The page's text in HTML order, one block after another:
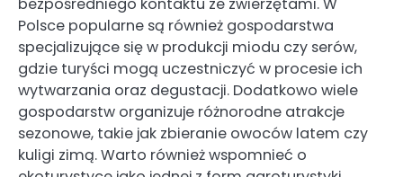
Polsce popularne są również gospodarstwa
specjalizujące się w produkcji miodu czy serów,
gdzie turyści mogą uczestniczyć w procesie ich
wytwarzania oraz degustacji. Dodatkowo wiele
gospodarstw organizuje różnorodne atrakcje
sezonowe, takie jak zbieranie owoców latem czy
kuligi zimą. Warto również wspomnieć o